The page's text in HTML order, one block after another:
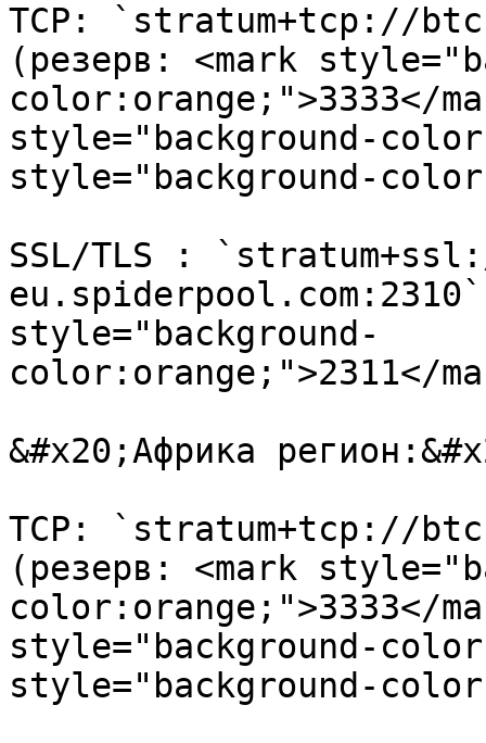
TCP: `stratum+tcp://
(резерв: <mark
color:orange;">3333</
style="background-
style="background-
SSL/TLS :
style="background-
color:orange;">2311</
&#x20;Африка
TCP: `stratum+tcp://
(резерв: <mark
color:orange;">3333</
style="background-
style="background-